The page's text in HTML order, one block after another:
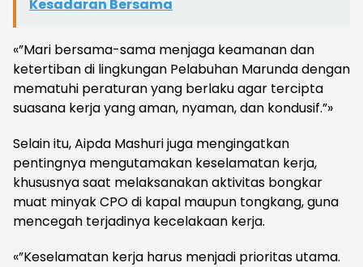
Kesadaran Bersama
«”Mari bersama-sama menjaga keamanan dan
ketertiban di lingkungan Pelabuhan Marunda dengan
mematuhi peraturan yang berlaku agar tercipta
suasana kerja yang aman, nyaman, dan kondusif.”»
Selain itu, Aipda Mashuri juga mengingatkan
pentingnya mengutamakan keselamatan kerja,
khususnya saat melaksanakan aktivitas bongkar
muat minyak CPO di kapal maupun tongkang, guna
mencegah terjadinya kecelakaan kerja.
«”Keselamatan kerja harus menjadi prioritas utama.